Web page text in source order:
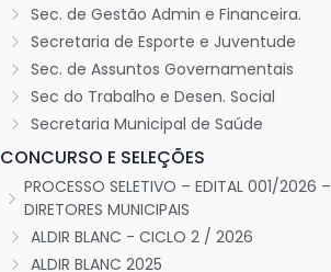
Sec. de Gestão Admin e Financeira.
Secretaria de Esporte e Juventude
Sec. de Assuntos Governamentais
Sec do Trabalho e Desen. Social
Secretaria Municipal de Saúde
CONCURSO E SELEÇÕES
PROCESSO SELETIVO – EDITAL 001/2026 –
DIRETORES MUNICIPAIS
ALDIR BLANC - CICLO 2 / 2026
ALDIR BLANC 2025